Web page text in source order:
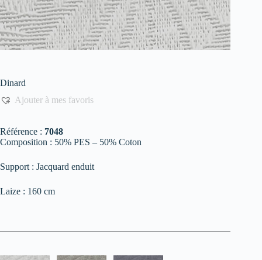
Dinard
Ajouter à mes favoris
Référence : 7048
Composition : 50% PES – 50% Coton
Support : Jacquard enduit
Laize : 160 cm